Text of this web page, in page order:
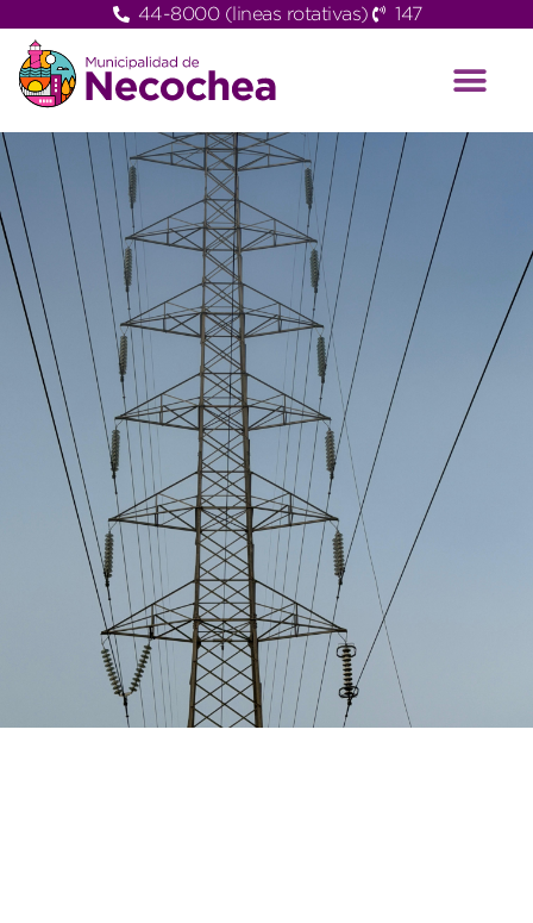
44-8000 (lineas rotativas) 147